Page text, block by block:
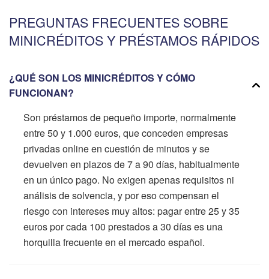
PREGUNTAS FRECUENTES SOBRE
MINICRÉDITOS Y PRÉSTAMOS RÁPIDOS
¿QUÉ SON LOS MINICRÉDITOS Y CÓMO
FUNCIONAN?
Son préstamos de pequeño importe, normalmente
entre 50 y 1.000 euros, que conceden empresas
privadas online en cuestión de minutos y se
devuelven en plazos de 7 a 90 días, habitualmente
en un único pago. No exigen apenas requisitos ni
análisis de solvencia, y por eso compensan el
riesgo con intereses muy altos: pagar entre 25 y 35
euros por cada 100 prestados a 30 días es una
horquilla frecuente en el mercado español.